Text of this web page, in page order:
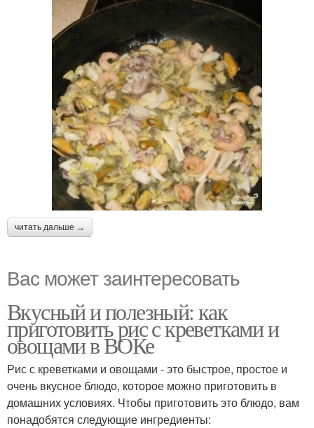
читать дальше →
Вас может заинтересовать
Вкусный и полезный: как
приготовить рис с креветками и
овощами в ВОКе
Рис с креветками и овощами - это быстрое, простое и
очень вкусное блюдо, которое можно приготовить в
домашних условиях. Чтобы приготовить это блюдо, вам
понадобятся следующие ингредиенты: